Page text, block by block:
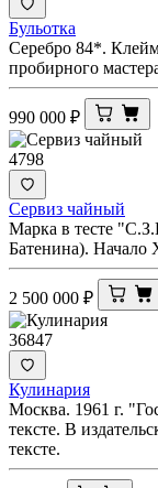
Бульотка
Серебро 84*.
пробирного
990 000 ₽
4798
Сервиз чайный
Марка в тесте
Батенина). Начало
2 500 000 ₽
36847
Кулинария
Москва. 1961 г.
тексте. В
тексте.